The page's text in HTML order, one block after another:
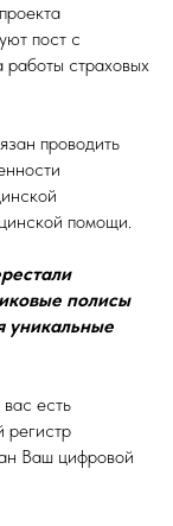
пост с
работы страховых
проводить
помощи.
полисы
уникальные
есть
регистр
Ваш цифровой